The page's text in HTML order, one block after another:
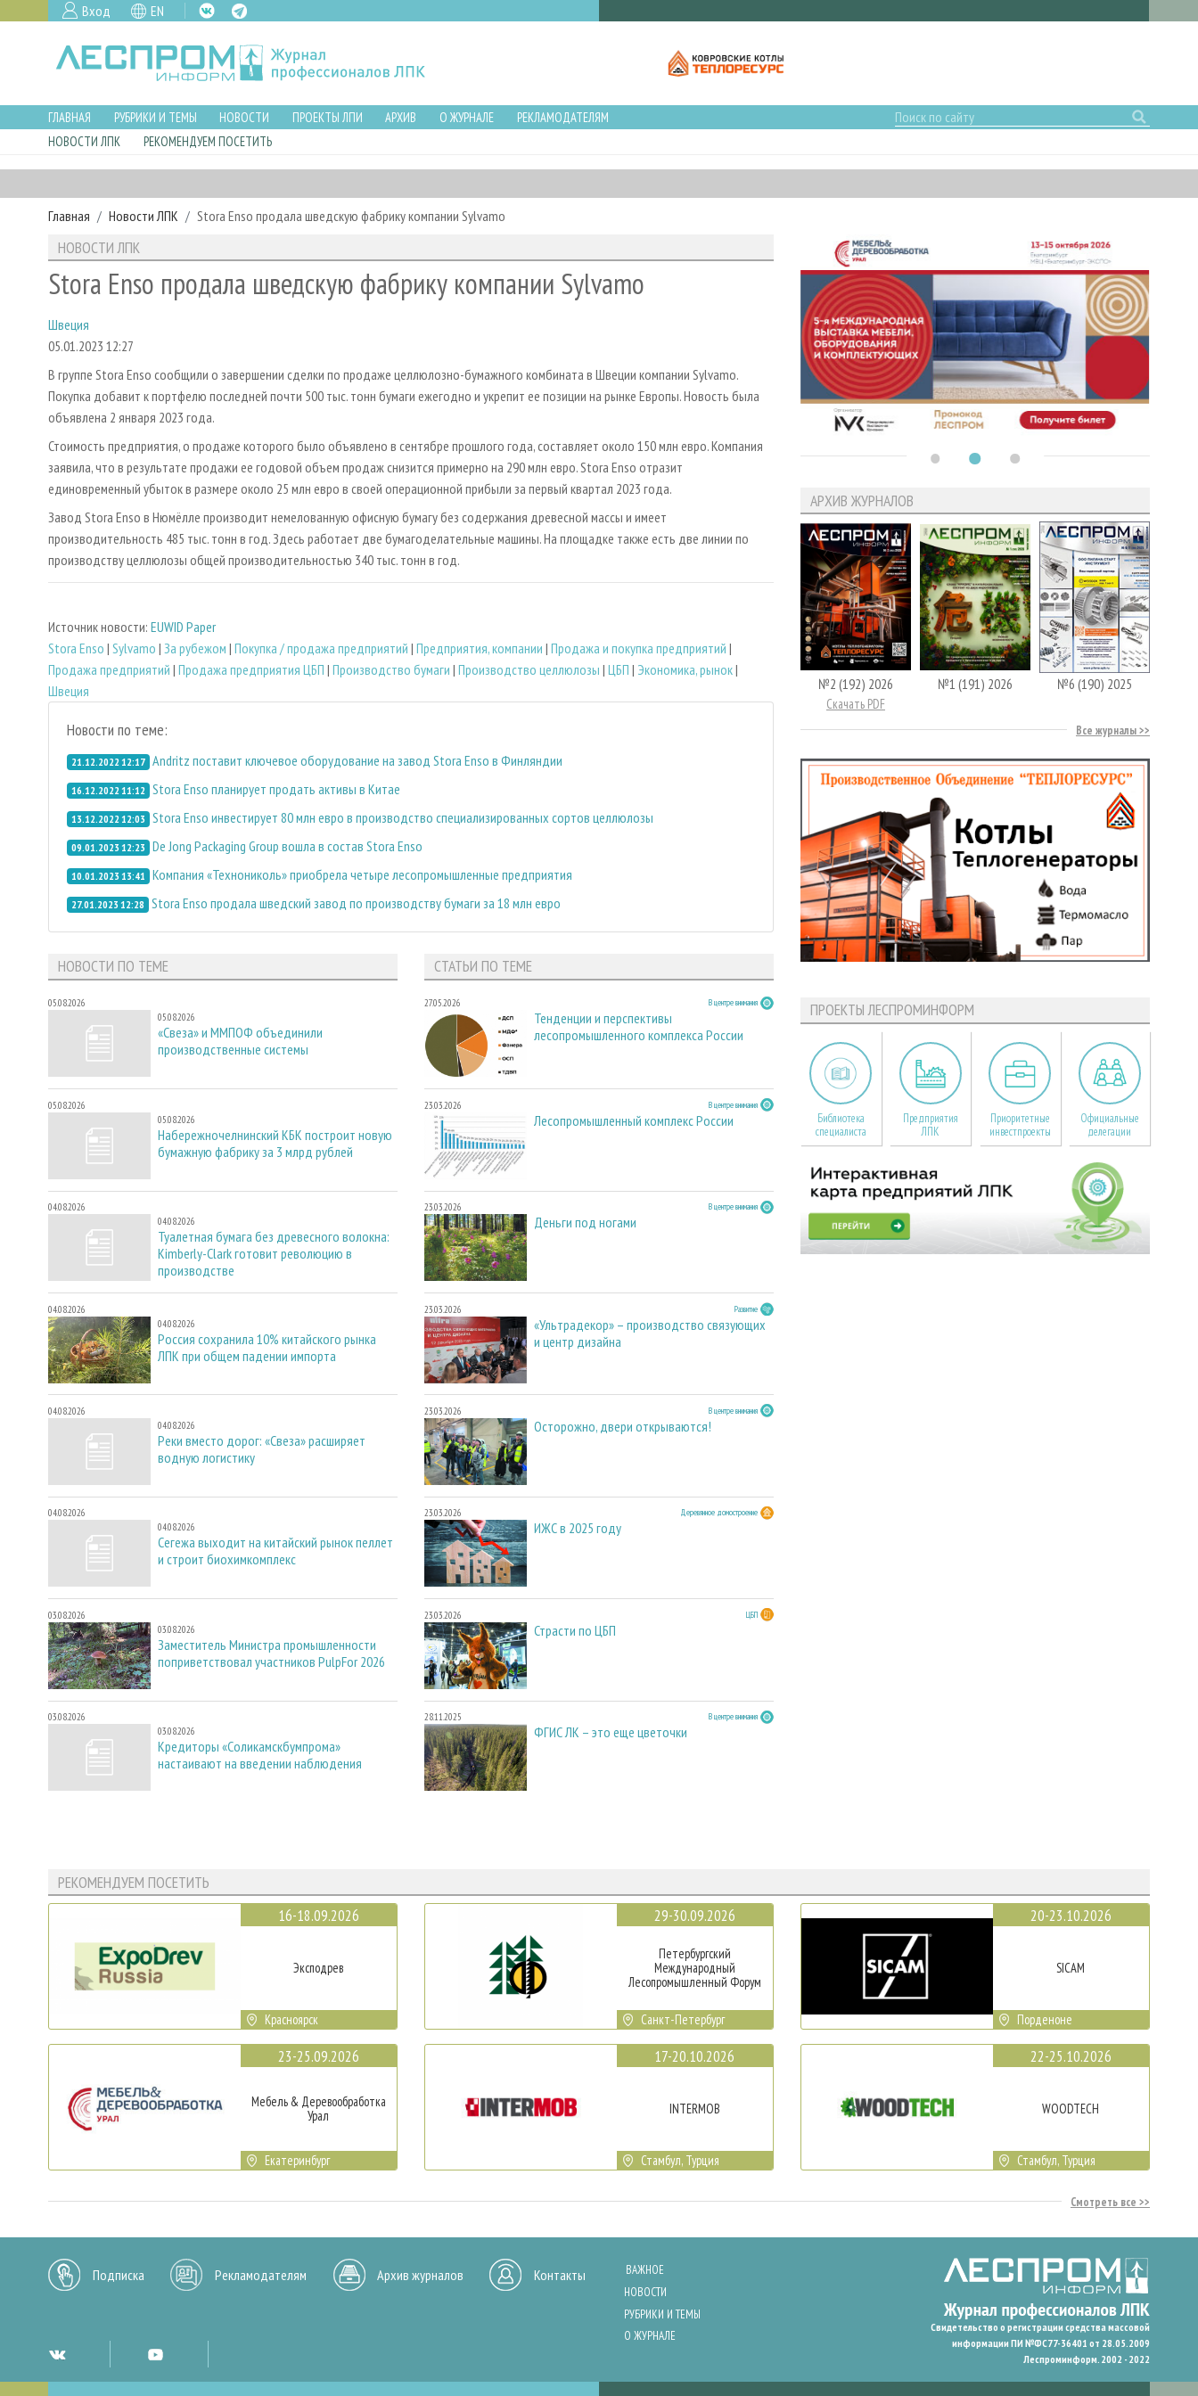
Вход EN
ГЛАВНАЯ РУБРИКИ И ТЕМЫ НОВОСТИ ПРОЕКТЫ ЛПИ АРХИВ О ЖУРНАЛЕ
РЕКЛАМОДАТЕЛЯМ
НОВОСТИ ЛПК
РЕКОМЕНДУЕМ ПОСЕТИТЬ
Главная Новости ЛПК Stora Enso продала шведскую фабрику компании Sylvamo
НОВОСТИ ЛПК
Stora Enso продала шведскую фабрику компании Sylvamo
Швеция
05.01.2023 12:27
В группе Stora Enso сообщили о завершении сделки по продаже целлюлозно-бумажного комбината в Швеции компании Sylvamo.
Покупка добавит к портфелю последней почти 500 тыс. тонн бумаги ежегодно и укрепит ее позиции на рынке Европы. Новость была
объявлена 2 января 2023 года.
Стоимость предприятия, о продаже которого было объявлено в сентябре прошлого года, составляет около 150 млн евро. Компания
заявила, что в результате продажи ее годовой объем продаж снизится примерно на 290 млн евро. Stora Enso отразит
единовременный убыток в размере около 25 млн евро в своей операционной прибыли за первый квартал 2023 года.
Завод Stora Enso в Нюмёлле производит немелованную офисную бумагу без содержания древесной массы и имеет
производительность 485 тыс. тонн в год. Здесь работает две бумагоделательные машины. На площадке также есть две линии по
производству целлюлозы общей производительностью 340 тыс. тонн в год.
Источник новости: EUWID Paper
Stora Enso | Sylvamo | За рубежом | Покупка / продажа предприятий | Предприятия, компании | Продажа и покупка предприятий |
Продажа предприятий | Продажа предприятия ЦБП | Производство бумаги | Производство целлюлозы | ЦБП | Экономика, рынок|
Швеция
Новости по теме:
21.12.2022 12:17 Andritz поставит ключевое оборудование на завод Stora Enso в Финляндии
16.12.2022 11:12 Stora Enso планирует продать активы в Китае
13.12.2022 12:03 Stora Enso инвестирует 80 млн евро в производство специализированных сортов целлюлозы
09.01.2023 12:23 De Jong Packaging Group вошла в состав Stora Enso
10.01.2023 13:41 Компания «Технониколь» приобрела четыре лесопромышленные предприятия
27.01.2023 12:28 Stora Enso продала шведский завод по производству бумаги за 18 млн евро
НОВОСТИ ПО ТЕМЕ
05.08.2026
05.08.2026
«Свеза» и ММПОФ объединили
производственные системы
05.08.2026
05.08.2026
Набережночелнинский КБК построит новую
бумажную фабрику за 3 млрд рублей
04.08.2026
04.08.2026
Туалетная бумага без древесного волокна:
Kimberly-Clark готовит революцию в
производстве
04.08.2026
04.08.2026
Россия сохранила 10% китайского рынка
ЛПК при общем падении импорта
04.08.2026
04.08.2026
Реки вместо дорог: «Свеза» расширяет
водную логистику
04.08.2026
04.08.2026
Сегежа выходит на китайский рынок пеллет
и строит биохимкомплекс
03.08.2026
03.08.2026
Заместитель Министра промышленности
поприветствовал участников PulpFor 2026
03.08.2026
03.08.2026
Кредиторы «Соликамскбумпрома»
настаивают на введении наблюдения
СТАТЬИ ПО ТЕМЕ
27.05.2026 В центре внимания
Тенденции и перспективы
лесопромышленного комплекса России
23.03.2026 В центре внимания
Лесопромышленный комплекс России
23.03.2026 В центре внимания
Деньги под ногами
23.03.2026 Развитие
«Ультрадекор» – производство связующих
и центр дизайна
23.03.2026 В центре внимания
Осторожно, двери открываются!
23.03.2026 Деревянное домостроение
ИЖС в 2025 году
23.03.2026 ЦБП
Страсти по ЦБП
28.11.2025 В центре внимания
ФГИС ЛК – это еще цветочки
АРХИВ ЖУРНАЛОВ
№2 (192) 2026
Скачать PDF
№1 (191) 2026 №6 (190) 2025
Все журналы
ПРОЕКТЫ ЛЕСПРОМИНФОРМ
Библиотека
специалиста
Предприятия
ЛПК
Приоритетные
инвестпроекты
Официальные
делегации
РЕКОМЕНДУЕМ ПОСЕТИТЬ
16-18.09.2026
Эксподрев
Красноярск
23-25.09.2026
Мебель & Деревообработка
Урал
Екатеринбург
29-30.09.2026
Петербургский
Международный
Лесопромышленный Форум
Санкт-Петербург
17-20.10.2026
INTERMOB
Стамбул, Турция
20-23.10.2026
SICAM
Порденоне
22-25.10.2026
WOODTECH
Стамбул, Турция
Смотреть все
Подписка Рекламодателям Архив журналов Контакты
ВАЖНОЕ
НОВОСТИ
РУБРИКИ И ТЕМЫ
О ЖУРНАЛЕ
Свидетельство о регистрации средства массовой
информации ПИ №ФС77-36401 от 28.05.2009
Леспроминформ. 2002 - 2022